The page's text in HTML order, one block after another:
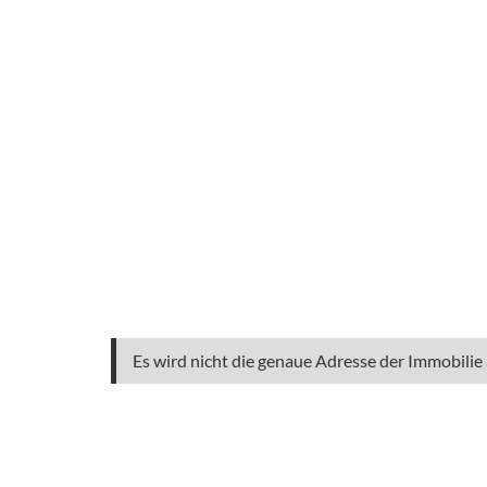
Es wird nicht die genaue Adresse der Immobilie